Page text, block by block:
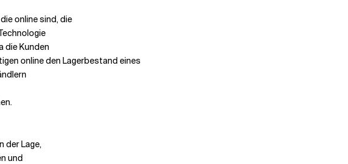
online sind, die
die Kunden
online den Lagerbestand eines
der Lage,
und